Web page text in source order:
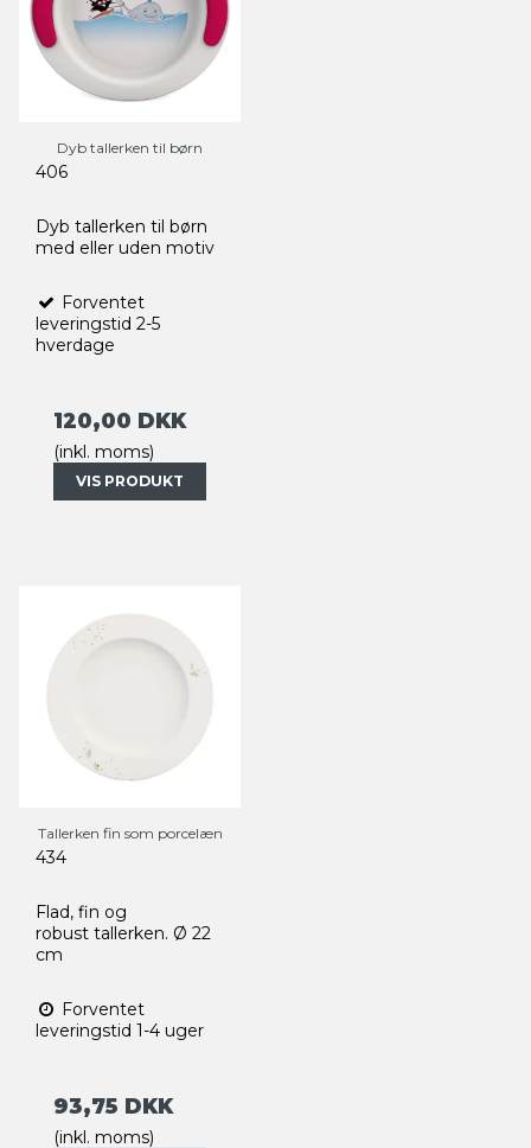
Dyb tallerken til børn
406
Dyb tallerken til børn
med eller uden motiv
Forventet
leveringstid 2-5
hverdage
120,00 DKK
(inkl. moms)
VIS PRODUKT
Tallerken fin som porcelæn
434
Flad, fin og
robust tallerken. Ø 22
cm
Forventet
leveringstid 1-4 uger
93,75 DKK
(inkl. moms)